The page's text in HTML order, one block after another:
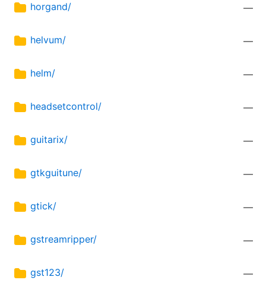
horgand/ —
helvum/ —
helm/ —
headsetcontrol/ —
guitarix/ —
gtkguitune/ —
gtick/ —
gstreamripper/ —
gst123/ —